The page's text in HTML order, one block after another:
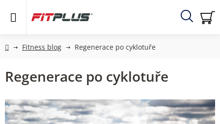
Hledat
DomůFitness blog Regenerace po cyklotuře
Regenerace po cyklotuře